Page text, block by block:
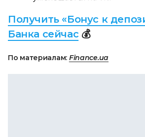
Получить «Бонус к
Банка сейчас💰
По материалам: Finance.ua